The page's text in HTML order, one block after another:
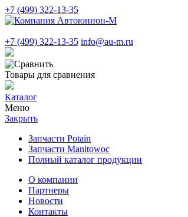
+7 (499) 322-13-35
+7 (499) 322-13-35 info@au-m.ru
Товары для сравнения
Каталог
Меню
Закрыть
Запчасти Potain
Запчасти Manitowoc
Полный каталог продукции
О компании
Партнеры
Новости
Контакты